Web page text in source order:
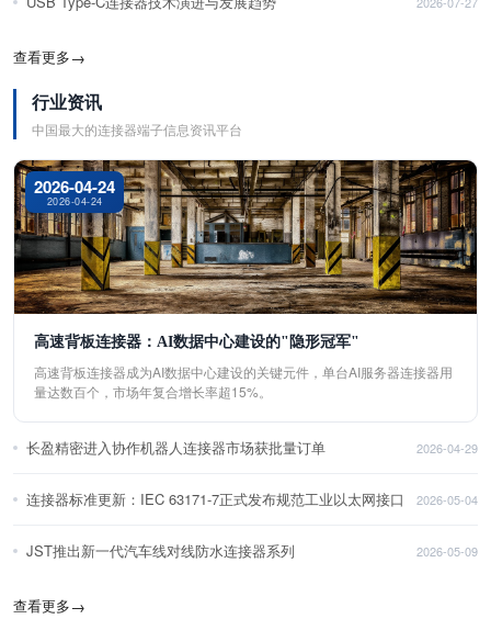
查看更多→
行业资讯
中国最大的连接器端子信息资讯平台
2026-04-24
2026-04-24
高速背板连接器：AI数据中心建设的"隐形冠军"
高速背板连接器成为AI数据中心建设的关键元件，单台AI服务器连接器用
量达数百个，市场年复合增长率超15%。
长盈精密进入协作机器人连接器市场获批量订单 2026-04-29
连接器标准更新：IEC 63171-7正式发布规范工业以太网接口 2026-05-04
JST推出新一代汽车线对线防水连接器系列 2026-05-09
查看更多→